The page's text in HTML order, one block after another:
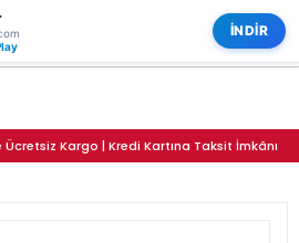
İNDİR
Kargo | Kredi Kartına Taksit İmkânı
0
Kategoriler